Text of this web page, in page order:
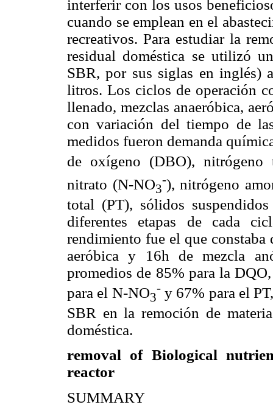
interferir con los usos
cuando se emplean en el
recreativos. Para estudiar la
residual doméstica se utilizó
SBR, por sus siglas en inglés)
litros. Los ciclos de operación
llenado, mezclas anaeróbica,
con variación del tiempo de
medidos fueron demanda
de oxígeno (DBO),
nitrato (N-NO3
-), nitrógeno
total (PT), sólidos
diferentes etapas de cada
rendimiento fue el que constaba
aeróbica y 16h de mezcla
promedios de 85% para la
para el N-NO3
-y 67% para el
SBR en la remoción de
doméstica.
removal of Biological
reactor
SUMMARY